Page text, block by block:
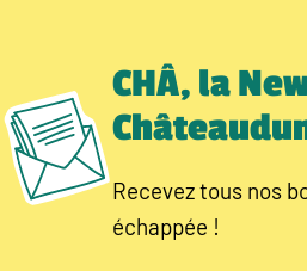
CHÂ, la
Recevez tous nos
échappée !